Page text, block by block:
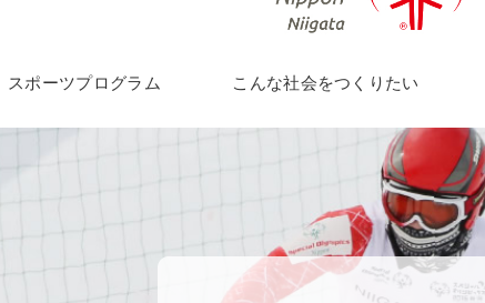
スポーツプログラム こんな社会をつくりたい